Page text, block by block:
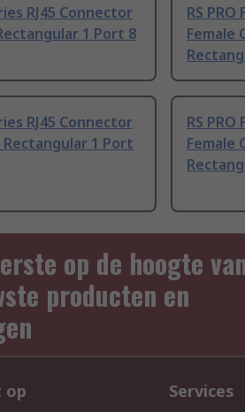
RJ45 Connector
1 Port 8
RS
Female
RJ45 Connector
Rectangular 1 Port
RS
Female
op de hoogte
producten en
op Services